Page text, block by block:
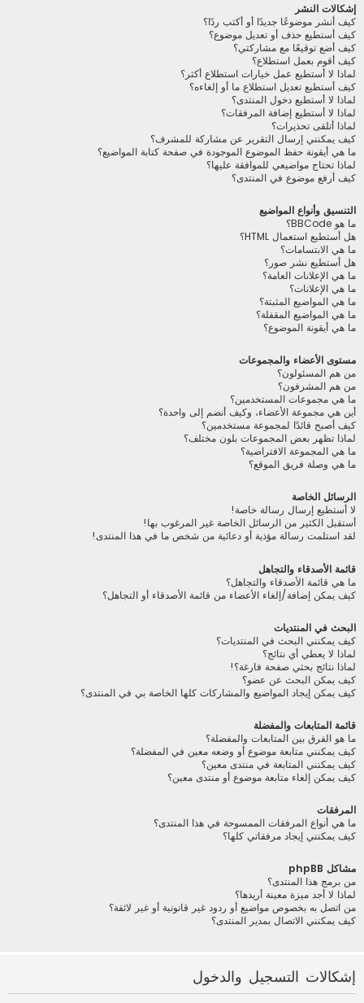
إشكالات النشر
كيف أنشر موضوعًا جديدًا أو أكتب ردًا؟
كيف أستطيع حذف أو تعديل موضوع؟
كيف أضع توقيعًا مع مشاركتي؟
كيف أقوم بعمل استطلاع؟
لماذا لا أستطيع عمل خيارات استطلاع أكثر؟
كيف أستطيع تعديل استطلاع ما أو إلغاءه؟
لماذا لا أستطيع دخول المنتدى؟
لماذا لا أستطيع إضافة المرفقات؟
لماذا أتلقى تحذيرات؟
كيف يمكنني إرسال التقرير عن مشاركة للمشرف؟
ما هي أيقونة حفظ الموضوع الموجودة في صفحة كتابة المواضيع؟
لماذا تحتاج مواضيعي للموافقة عليها؟
كيف أرفع موضوع في المنتدى؟
التنسيق وأنواع المواضيع
ما هو BBCode؟
هل أستطيع استعمال HTML؟
ما هي الابتسامات؟
هل أستطيع نشر صور؟
ما هي الإعلانات العامة؟
ما هي الإعلانات؟
ما هي المواضيع المثبتة؟
ما هي المواضيع المقفلة؟
ما هي أيقونة الموضوع؟
مستوى الأعضاء والمجموعات
من هم المسئولون؟
من هم المشرفون؟
ما هي مجموعات المستخدمين؟
أين هي مجموعة الأعضاء، وكيف أنضم إلى واحدة؟
كيف أصبح قائدًا لمجموعة مستخدمين؟
لماذا تظهر بعض المجموعات بلون مختلف؟
ما هي المجموعة الافتراضية؟
ما هي وصلة فريق الموقع؟
الرسائل الخاصة
لا أستطيع إرسال رسالة خاصة!
أستقبل الكثير من الرسائل الخاصة غير المرغوب بها!
لقد استلمت رسالة مؤذية أو دعائية من شخص ما في هذا المنتدى!
قائمة الأصدقاء والتجاهل
ما هي قائمة الأصدقاء والتجاهل؟
كيف يمكن إضافة/إلغاء الأعضاء من قائمة الأصدقاء أو التجاهل؟
البحث في المنتديات
كيف يمكنني البحث في المنتديات؟
لماذا لا يعطي أي نتائج؟
لماذا نتائج بحثي صفحة فارغة؟!
كيف يمكن البحث عن عضو؟
كيف يمكن إيجاد المواضيع والمشاركات كلها الخاصة بي في المنتدى؟
قائمة المتابعات والمفضلة
ما هو الفرق بين المتابعات والمفضلة؟
كيف يمكنني متابعة موضوع أو وضعه معين في المفضلة؟
كيف يمكنني المتابعة في منتدى معين؟
كيف يمكن إلغاء متابعة موضوع أو منتدى معين؟
المرفقات
ما هي أنواع المرفقات الممسوحة في هذا المنتدى؟
كيف يمكنني إيجاد مرفقاتي كلها؟
مشاكل phpBB
من برمج هذا المنتدى؟
لماذا لا أجد ميزة معينة أريدها؟
من اتصل به بخصوص مواضيع أو ردود غير قانونية أو غير لائقة؟
كيف يمكنني الاتصال بمدير المنتدى؟
إشكالات التسجيل والدخول